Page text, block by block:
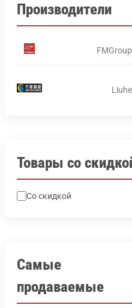
Производители
FMGroup
Liuhe
Товары со
Со скидкой
Самые
продаваемые